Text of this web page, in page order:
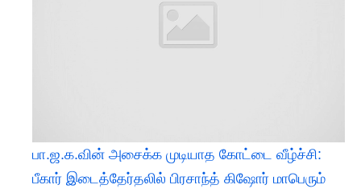
பா.ஜ.க.வின் அசைக்க முடியாத கோட்டை வீழ்ச்சி:
பீகார் இடைத்தேர்தலில் பிரசாந்த் கிஷோர் மாபெரும்